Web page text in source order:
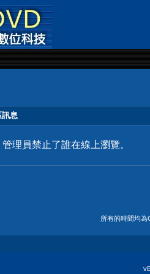
訊息
管理員禁止了誰在線上瀏覽。
所有的時間均為